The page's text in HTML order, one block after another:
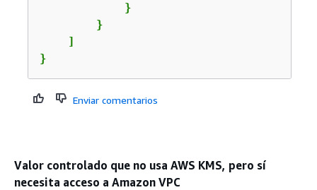
            }
        }
    ]
}
Enviar comentarios
Valor controlado que no usa AWS KMS, pero sí
necesita acceso a Amazon VPC